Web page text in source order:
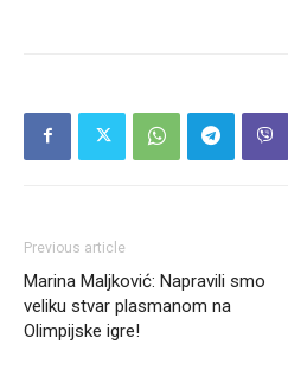
Previous article
Marina Maljković: Napravili smo
veliku stvar plasmanom na
Olimpijske igre!